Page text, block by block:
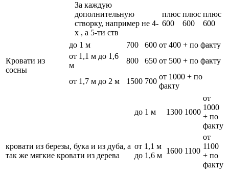
За каждую
дополнительную
створку, например не 4-
х , а 5-ти ств
плюс
600
плюс
600
плюс
600
Кровати из
сосны
до 1 м 700 600 от 400 + по факту
от 1,1 м до 1,6
м
800 650 от 500 + по факту
от 1,7 м до 2 м 1500 700
от 1000 + по
факту
кровати из березы, бука и из дуба, а
так же мягкие кровати из дерева
до 1 м 1300 1000
от
1000
+ по
факту
от 1,1 м
до 1,6 м
1600 1100
от
1100
+ по
факту